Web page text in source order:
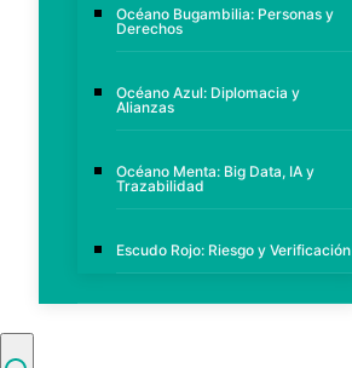
Océano Bugambilia: Personas y
Derechos
Océano Azul: Diplomacia y
Alianzas
Océano Menta: Big Data, IA y
Trazabilidad
Escudo Rojo: Riesgo y Verificación